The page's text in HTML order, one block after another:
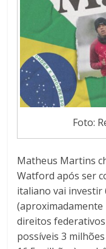
Foto:
Matheus Martins
Watford após ser
italiano vai investir
(aproximadamente
direitos
possíveis 3